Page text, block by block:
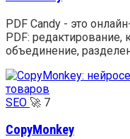
PDF Candy - это
PDF: редактирование,
объединение,
SEO 🚀 7
CopyMonkey